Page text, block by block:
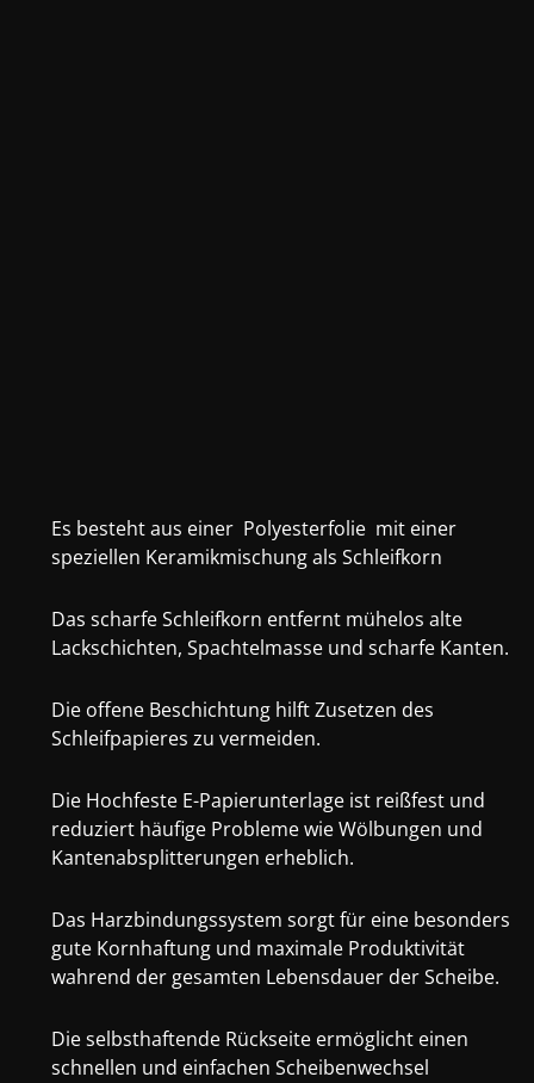
Es besteht aus einer Polyesterfolie mit einer
speziellen Keramikmischung als Schleifkorn
Das scharfe Schleifkorn entfernt mühelos alte
Lackschichten, Spachtelmasse und scharfe Kanten.
Die offene Beschichtung hilft Zusetzen des
Schleifpapieres zu vermeiden.
Die Hochfeste E-Papierunterlage ist reißfest und
reduziert häufige Probleme wie Wölbungen und
Kantenabsplitterungen erheblich.
Das Harzbindungssystem sorgt für eine besonders
gute Kornhaftung und maximale Produktivität
wahrend der gesamten Lebensdauer der Scheibe.
Die selbsthaftende Rückseite ermöglicht einen
schnellen und einfachen Scheibenwechsel